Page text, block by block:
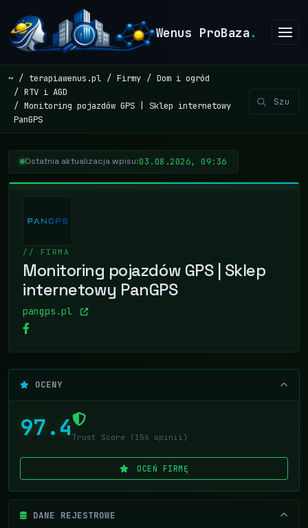
Wenus ProBaza.
~ terapiawenus.pl Firmy
Dom i ogród
RTV i AGD
Monitoring pojazdów GPS | Sklep internetowy
PanGPS
Ostatnia aktualizacja wpisu:03.08.2026, 09:36
// FIRMA
Monitoring pojazdów GPS | Sklep
internetowy PanGPS
pangps.pl
OCENY
97.4 Trust Score (156 opinii)
OCEŃ FIRMĘ
DANE REJESTROWE